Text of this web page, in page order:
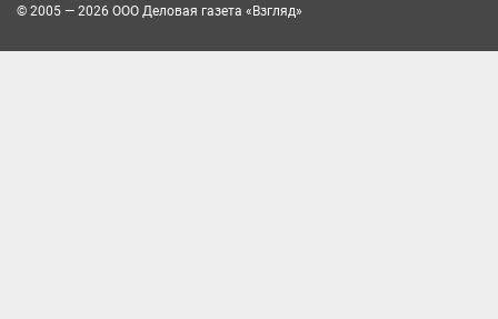
© 2005 — 2026 ООО Деловая газета «Взгляд»